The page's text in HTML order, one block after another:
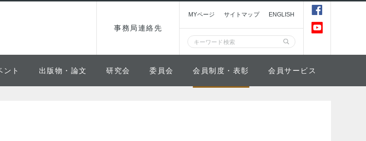
事務局連絡先
MYページ サイトマップ ENGLISH
ント 出版物・論文 研究会 委員会 会員制度・表彰 会員サービス